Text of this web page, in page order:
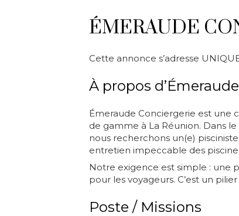
ÉMERAUDE
Cette annonce s’adresse
À propos
Émeraude Conciergerie est une
de gamme à La Réunion. Dans
nous recherchons un(e)
entretien impeccable des
Notre exigence est simple : une
pour les voyageurs. C’est un
Poste / Missions